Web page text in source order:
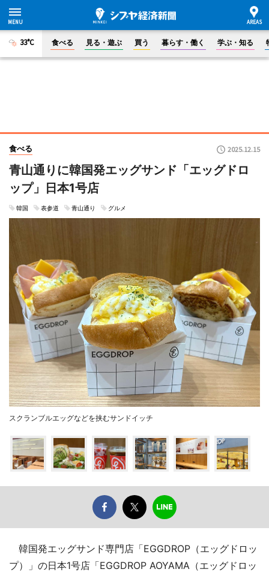
33°C 食べる 見る・遊ぶ 買う 暮らす・働く 学ぶ・知る
食べる 2025.12.15
青山通りに韓国発エッグサンド「エッグドロ
ップ」日本1号店
韓国 表参道 青山通り グルメ
スクランブルエッグなどを挟むサンドイッチ
韓国発エッグサンド専門店「EGGDROP（エッグドロッ
プ）」の日本1号店「EGGDROP AOYAMA（エッグドロッ